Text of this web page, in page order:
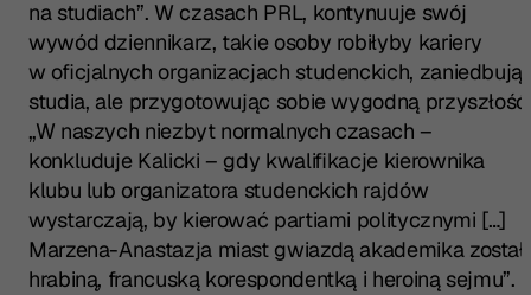
na studiach”. W czasach PRL, kontynuuje swój
wywód dziennikarz, takie osoby robiłyby kariery
w oficjalnych organizacjach studenckich,
studia, ale przygotowując sobie wygodną przyszłość.
„W naszych niezbyt normalnych czasach –
konkluduje Kalicki – gdy kwalifikacje kierownika
klubu lub organizatora studenckich rajdów
wystarczają, by kierować partiami politycznymi […]
Marzena-Anastazja miast gwiazdą akademika
hrabiną, francuską korespondentką i heroiną sejmu”.